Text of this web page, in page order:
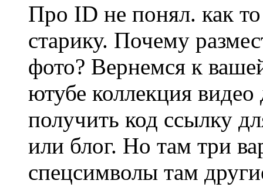
Про ID не понял. как
старику. Почему
фото? Вернемся к
ютубе коллекция
получить код ссылку
или блог. Но там три
спецсимволы там